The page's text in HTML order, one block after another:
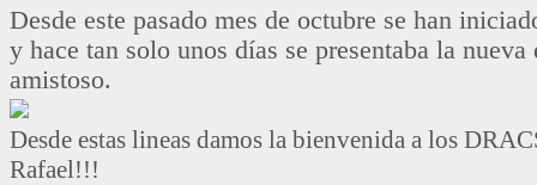
Desde este pasado mes de octubre se han
y hace tan solo unos días se presentaba la
amistoso.
Desde estas lineas damos la bienvenida a los
Rafael!!!